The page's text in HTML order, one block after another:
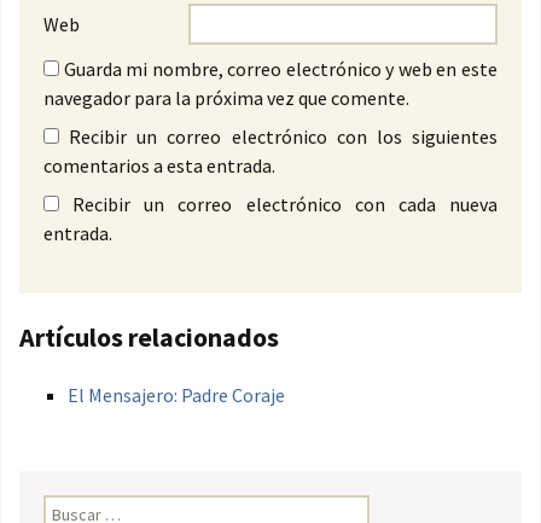
Web
Guarda mi nombre, correo electrónico y web en este
navegador para la próxima vez que comente.
Recibir un correo electrónico con los siguientes
comentarios a esta entrada.
Recibir un correo electrónico con cada nueva
entrada.
Artículos relacionados
El Mensajero: Padre Coraje
Buscar: